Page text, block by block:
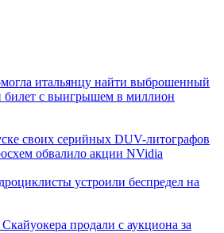
итальянцу найти выброшенный
билет с выигрышем в миллион
своих серийных DUV-литографов
обвалило акции NVidia
устроили беспредел на
продали с аукциона за